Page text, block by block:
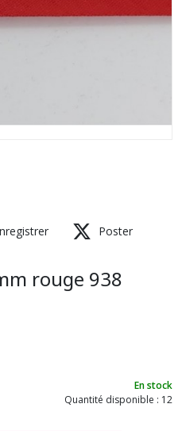
Poster
rouge 938
En stock
Quantité disponible : 12